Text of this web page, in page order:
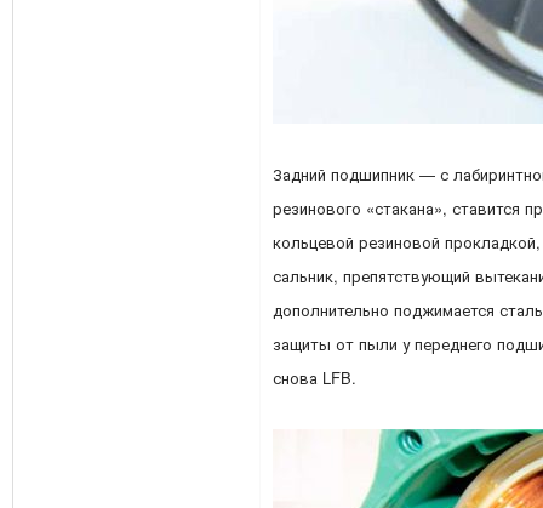
Задний подшипник — с
резинового «стакана», ставится
кольцевой резиновой
сальник, препятствующий
дополнительно поджимается
защиты от пыли у переднего
снова LFB.